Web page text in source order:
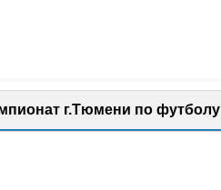
г.Тюмени по футболу